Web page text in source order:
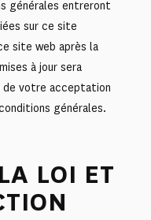
générales entreront
sur ce site
site web après la
à jour sera
de votre acceptation
générales.
LOI ET